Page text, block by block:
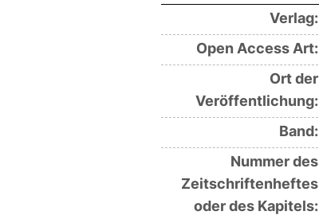
Verlag:
Open Access Art:
Ort der
Veröffentlichung:
Band:
Nummer des
Zeitschriftenheftes
oder des Kapitels: